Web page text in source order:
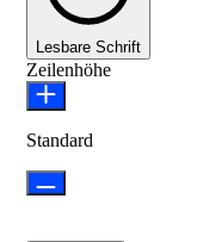
Lesbare Schrift
Zeilenhöhe
Standard